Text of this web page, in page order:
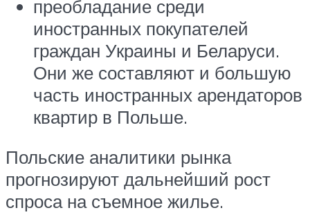
преобладание среди
иностранных покупателей
граждан Украины и Беларуси.
Они же составляют и большую
часть иностранных арендаторов
квартир в Польше.
Польские аналитики рынка
прогнозируют дальнейший рост
спроса на съемное жилье.